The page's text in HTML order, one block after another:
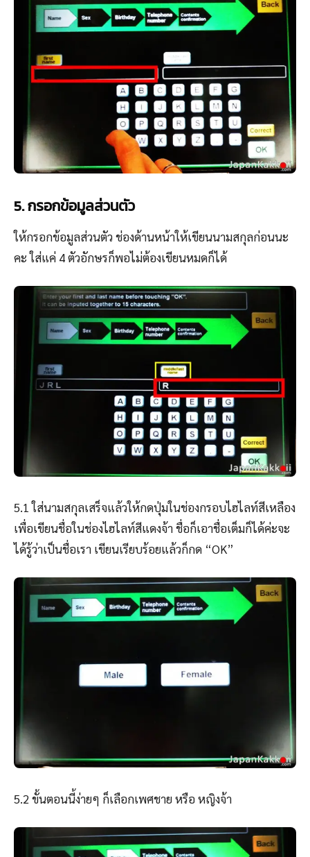
5. กรอกข้อมูลส่วนตัว
ให้กรอกข้อมูลส่วนตัว ช่องด้านหน้าให้เขียนนามสกุลก่อนนะ
คะ ใส่แค่ 4 ตัวอักษรก็พอไม่ต้องเขียนหมดก็ได้
5.1 ใส่นามสกุลเสร็จแล้วให้กดปุ่มในช่องกรอบไฮไลท์สีเหลือง
เพื่อเขียนชื่อในช่องไฮไลท์สีแดงจ้า ชื่อก็เอาชื่อเต็มก็ได้ค่ะจะ
ได้รู้ว่าเป็นชื่อเรา เขียนเรียบร้อยแล้วก็กด “OK”
5.2 ขั้นตอนนี้ง่ายๆ ก็เลือกเพศชาย หรือ หญิงจ้า